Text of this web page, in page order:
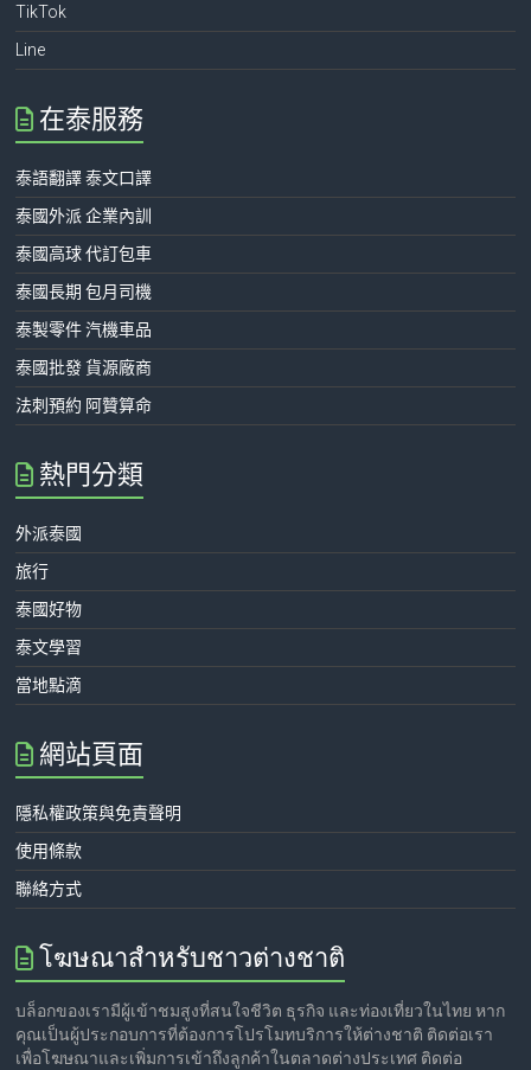
TikTok
Line
在泰服務
泰語翻譯 泰文口譯
泰國外派 企業內訓
泰國高球 代訂包車
泰國長期 包月司機
泰製零件 汽機車品
泰國批發 貨源廠商
法刺預約 阿贊算命
熱門分類
外派泰國
旅行
泰國好物
泰文學習
當地點滴
網站頁面
隱私權政策與免責聲明
使用條款
聯絡方式
โฆษณาสำหรับชาวต่างชาติ
บล็อกของเรามีผู้เข้าชมสูงที่สนใจชีวิต ธุรกิจ และท่องเที่ยวในไทย หาก
คุณเป็นผู้ประกอบการที่ต้องการโปรโมทบริการให้ต่างชาติ ติดต่อเรา
เพื่อโฆษณาและเพิ่มการเข้าถึงลูกค้าในตลาดต่างประเทศ ติดต่อ